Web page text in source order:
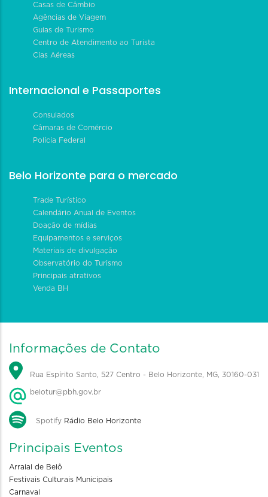
Casas de Câmbio
Agências de Viagem
Guias de Turismo
Centro de Atendimento ao Turista
Cias Aéreas
Internacional e Passaportes
Consulados
Câmaras de Comércio
Polícia Federal
Belo Horizonte para o mercado
Trade Turístico
Calendário Anual de Eventos
Doação de mídias
Equipamentos e serviços
Materiais de divulgação
Observatório do Turismo
Principais atrativos
Venda BH
Informações de Contato
Rua Espírito Santo, 527 Centro - Belo Horizonte, MG, 30160-031
belotur@pbh.gov.br
Spotify Rádio Belo Horizonte
Principais Eventos
Arraial de Belô
Festivais Culturais Municipais
Carnaval